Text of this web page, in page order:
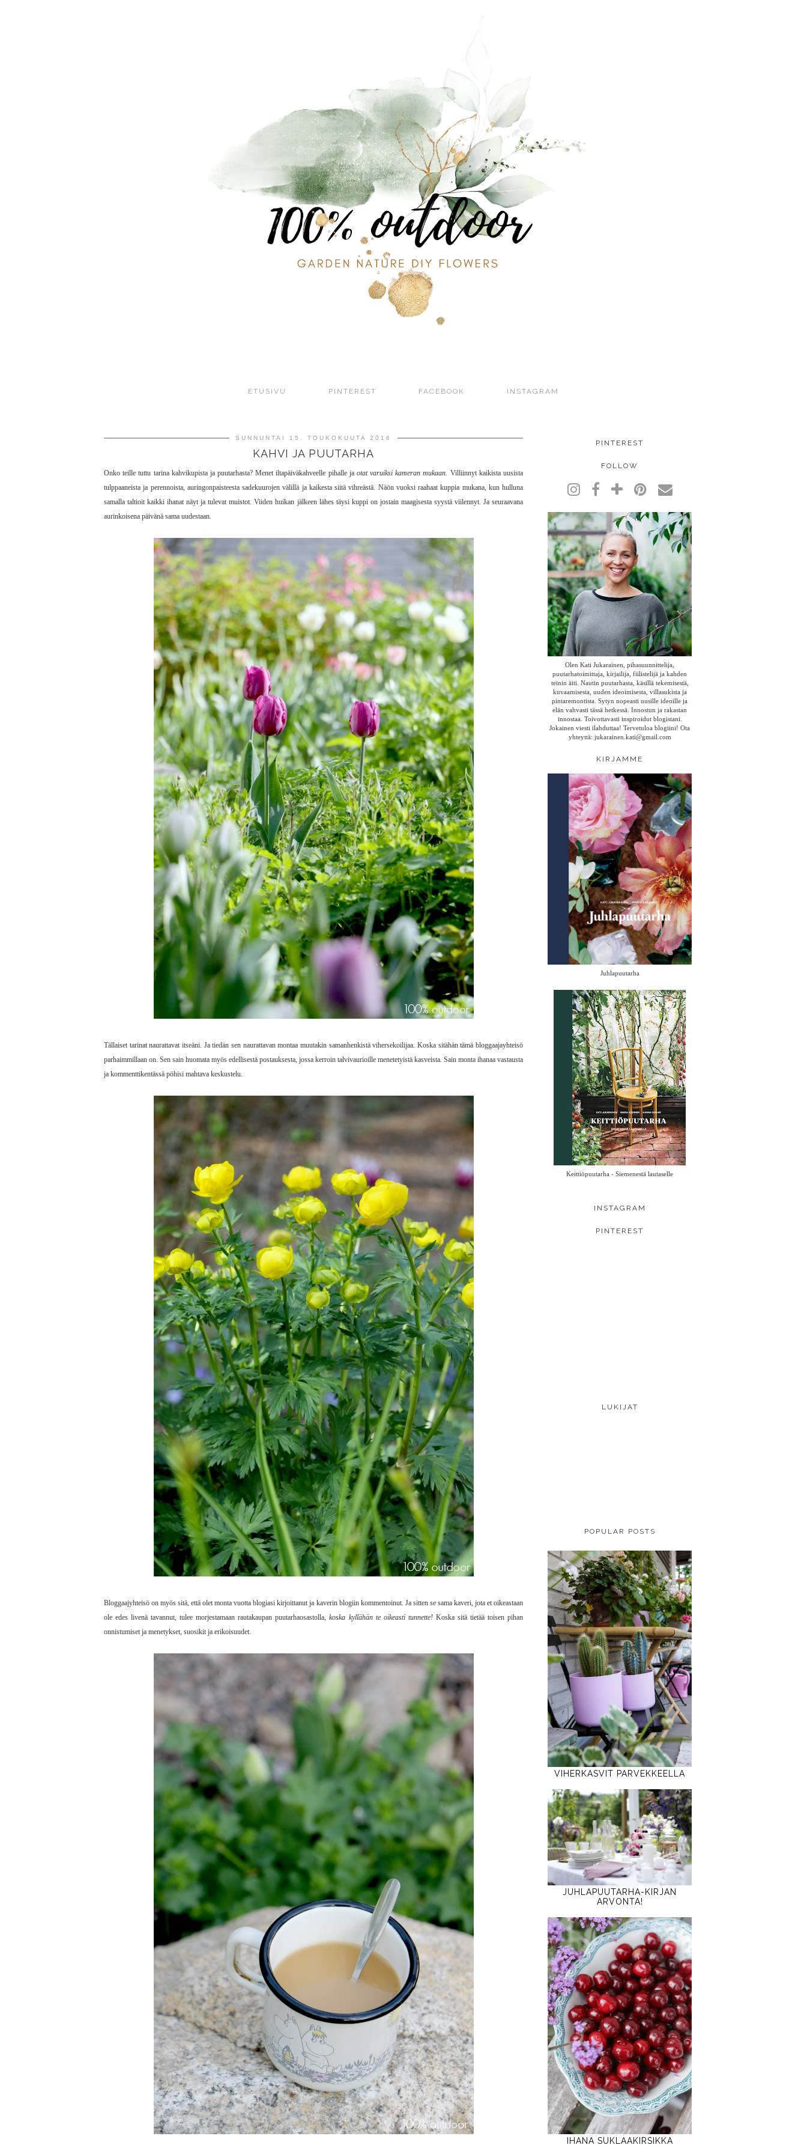
ETUSIVU PINTEREST FACEBOOK INSTAGRAM
SUNNUNTAI 15. TOUKOKUUTA 2016
KAHVI JA PUUTARHA
Onko teille tuttu tarina kahvikupista ja puutarhasta? Menet iltapäiväkahveelle pihalle ja otat varuiksi kameran mukaan. Villiinnyt kaikista uusista
tulppaaneista ja perennoista, auringonpaisteesta sadekuurojen välillä ja kaikesta siitä vihreästä. Näön vuoksi raahaat kuppia mukana, kun hulluna
samalla taltioit kaikki ihanat näyt ja tulevat muistot. Viiden huikan jälkeen lähes täysi kuppi on jostain maagisesta syystä viilennyt. Ja seuraavana
aurinkoisena päivänä sama uudestaan.
Tällaiset tarinat naurattavat itseäni. Ja tiedän sen naurattavan montaa muutakin samanhenkistä vihersekoilijaa. Koska sitähän tämä bloggaajayhteisö
parhaimmillaan on. Sen sain huomata myös edellisestä postauksesta, jossa kerroin talvivaurioille menetetyistä kasveista. Sain monta ihanaa vastausta
ja kommenttikentässä pöhisi mahtava keskustelu.
Bloggaajyhteisö on myös sitä, että olet monta vuotta blogiasi kirjoittanut ja kaverin blogiin kommentoinut. Ja sitten se sama kaveri, jota et oikeastaan
ole edes livenä tavannut, tulee morjestamaan rautakaupan puutarhaosastolla,koska kyllähän te oikeasti tunnette! Koska sitä tietää toisen pihan
onnistumiset ja menetykset, suosikit ja erikoisuudet.
PINTEREST
FOLLOW
Olen Kati Jukarainen, pihasuunnittelija,
puutarhatoimittaja, kirjailija, fiilistelijä ja kahden
teinin äiti. Nautin puutarhasta, käsillä tekemisestä,
kuvaamisesta, uuden ideoimisesta, villasukista ja
pintaremontista. Sytyn nopeasti uusille ideoille ja
elän vahvasti tässä hetkessä. Innostun ja rakastan
innostaa. Toivottavasti inspiroidut blogistani.
Jokainen viesti ilahduttaa! Tervetuloa blogiini! Ota
yhteyttä: jukarainen.kati@gmail.com
KIRJAMME
Juhlapuutarha
Keittiöpuutarha - Siemenestä lautaselle
INSTAGRAM
PINTEREST
LUKIJAT
POPULAR POSTS
VIHERKASVIT PARVEKKEELLA
JUHLAPUUTARHA-KIRJAN
ARVONTA!
IHANA SUKLAAKIRSIKKA